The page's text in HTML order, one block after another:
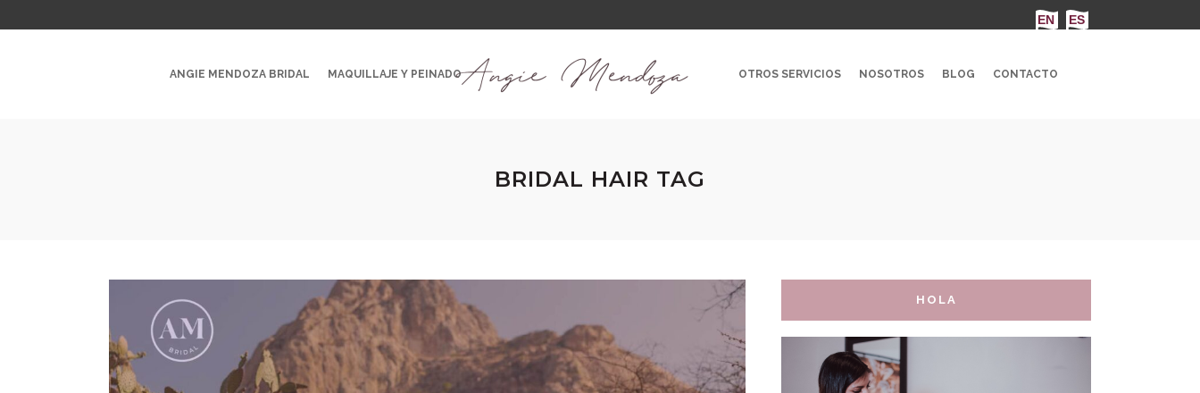
ANGIE MENDOZA BRIDAL MAQUILLAJE Y PEINADO OTROS SERVICIOS NOSOTROS BLOG CONTACTO
BRIDAL HAIR TAG
HOLA